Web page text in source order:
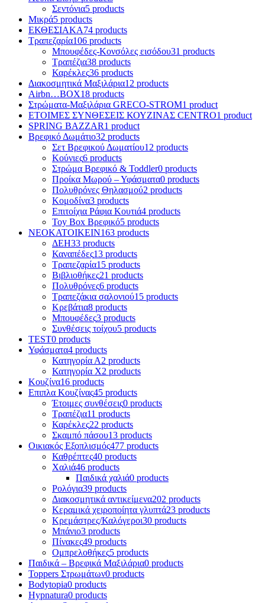
Σεντόνια5 products
Μικρά5 products
ΕΚΘΕΣΙΑΚΑ74 products
Τραπεζαρία106 products
Μπουφέδες-Κονσόλες εισόδου31 products
Τραπέζια38 products
Καρέκλες36 products
Διακοσμητικά Μαξιλάρια12 products
Airbn…BOX18 products
Στρώματα-Μαξιλάρια GRECO-STROM1 product
ΕΤΟΙΜΕΣ ΣΥΝΘΕΣΕΙΣ ΚΟΥΖΙΝΑΣ CENTRO1 product
SPRING BAZZAR1 product
Βρεφικό Δωμάτιο32 products
Σετ Βρεφικού Δωματίου12 products
Κούνιες6 products
Στρώμα Βρεφικό & Toddler0 products
Προίκα Μωρού – Υφάσματα0 products
Πολυθρόνες Θηλασμού2 products
Κομοδίνα3 products
Επιτοίχια Ράφια Κουτιά4 products
Toy Box Βρεφικό5 products
ΝΕΟΚΑΤΟΙΚΕΙΝ163 products
ΔΕΗ33 products
Καναπέδες13 products
Τραπεζαρία15 products
Βιβλιοθήκες21 products
Πολυθρόνες6 products
Τραπεζάκια σαλονιού15 products
Κρεβάτια8 products
Μπουφέδες3 products
Συνθέσεις τοίχου5 products
TEST0 products
Υφάσματα4 products
Κατηγορία Α2 products
Κατηγορία Χ2 products
Κουζίνα16 products
Επιπλα Κουζίνας45 products
Έτοιμες συνθέσεις0 products
Τραπέζια11 products
Καρέκλες22 products
Σκαμπό πάσου13 products
Οικιακός Εξοπλισμός477 products
Καθρέπτες40 products
Χαλιά46 products
Παιδικά χαλιά0 products
Ρολόγια39 products
Διακοσμητικά αντικείμενα202 products
Κεραμικά χειροποίητα γλυπτά23 products
Κρεμάστρες/Καλόγεροι30 products
Μπάνιο3 products
Πίνακες49 products
Ομπρελοθήκες5 products
Παιδικά – Βρεφικά Μαξιλάρια0 products
Toppers Στρωμάτων0 products
Bodytopia0 products
Hypnatura0 products